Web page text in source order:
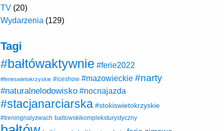
TV(20)
Wydarzenia (129)
Tagi
#bałtówaktywnie #ferie2022
#ferieswietokrzyskie #iceshow #mazowieckie #narty
#naturalnelodowisko #nocnajazda
#stacjanarciarska #stokiswietokrzyskie
#treningnalyzwach baltowskikompleksturystyczny